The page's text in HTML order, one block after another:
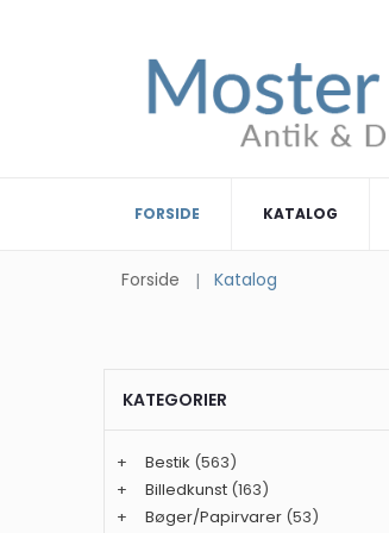
FORSIDE KATALOG
Forside Katalog
KATEGORIER
+ Bestik (563)
+
Billedkunst (163)
+
Bøger/Papirvarer (53)